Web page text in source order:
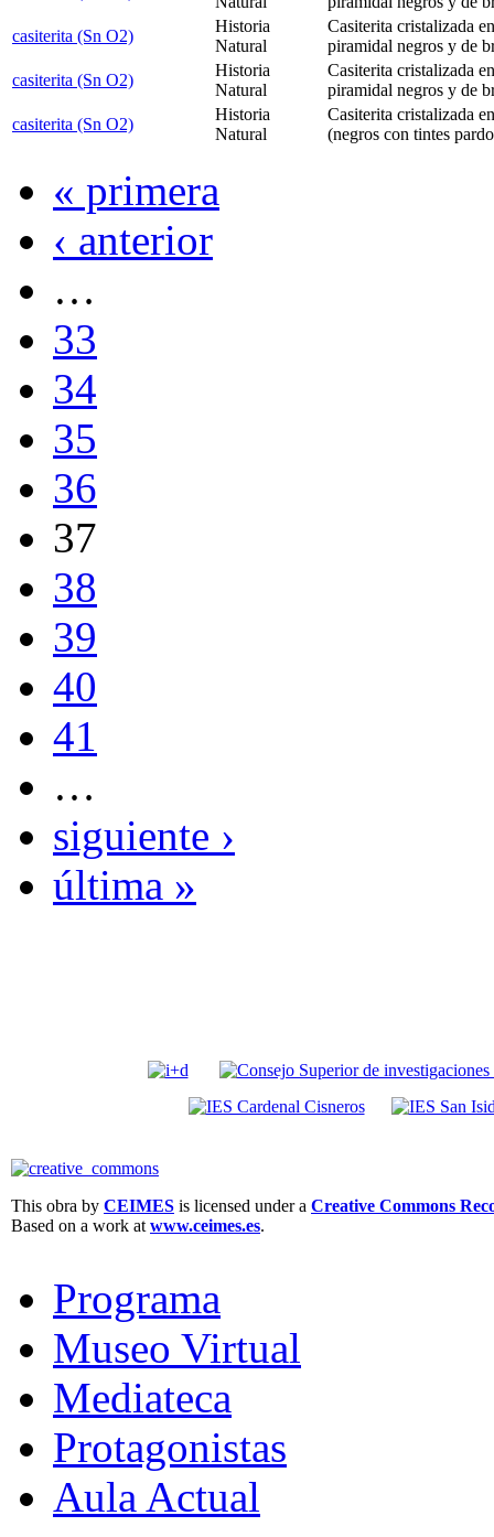
casiterita (Sn O2)
Historia
Natural
Casiterita cristalizada
piramidal negros y de
casiterita (Sn O2)
Historia
Natural
Casiterita cristalizada
piramidal negros y de
casiterita (Sn O2)
Historia
Natural
Casiterita cristalizada
(negros con tintes
« primera
‹ anterior
…
33
34
35
36
37
38
39
40
41
…
siguiente ›
última »
This obra by CEIMES is licensed under a Creative Commons
Based on a work at www.ceimes.es.
Programa
Museo Virtual
Mediateca
Protagonistas
Aula Actual